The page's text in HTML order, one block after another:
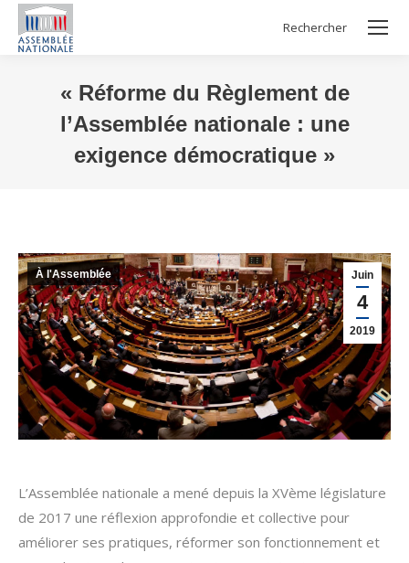
Search:
Rechercher
« Réforme du Règlement de
l’Assemblée nationale : une
exigence démocratique »
Juin
4
2019
À l'Assemblée
L’Assemblée nationale a mené depuis la XVème législature
de 2017 une réflexion approfondie et collective pour
améliorer ses pratiques, réformer son fonctionnement et